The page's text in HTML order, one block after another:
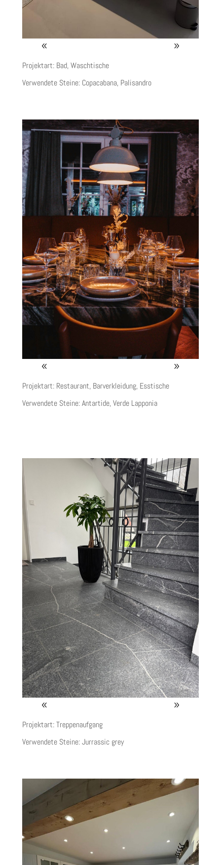
Projektart: Bad, Waschtische
Verwendete Steine: Copacabana, Palisandro
Projektart: Restaurant, Barverkleidung, Esstische
Verwendete Steine:Antartide, Verde Lapponia
Projektart: Treppenaufgang
Verwendete Steine:Jurrassic grey